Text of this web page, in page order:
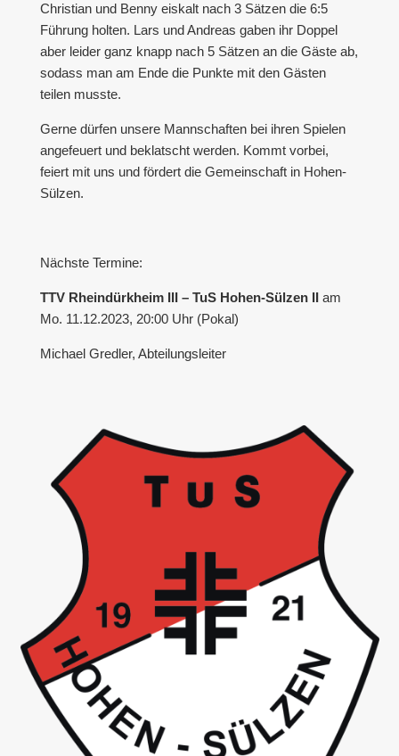
Christian und Benny eiskalt nach 3 Sätzen die 6:5
Führung holten. Lars und Andreas gaben ihr Doppel
aber leider ganz knapp nach 5 Sätzen an die Gäste ab,
sodass man am Ende die Punkte mit den Gästen
teilen musste.
Gerne dürfen unsere Mannschaften bei ihren Spielen
angefeuert und beklatscht werden. Kommt vorbei,
feiert mit uns und fördert die Gemeinschaft in Hohen-
Sülzen.
Nächste Termine:
TTV Rheindürkheim III – TuS Hohen-Sülzen II am
Mo. 11.12.2023, 20:00 Uhr (Pokal)
Michael Gredler, Abteilungsleiter